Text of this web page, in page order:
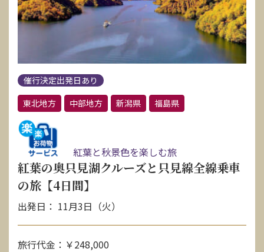
催行決定出発日あり
東北地方
中部地方 新潟県 福島県
紅葉と秋景色を楽しむ旅
紅葉の奥只見湖クルーズと只見線全線乗車
の旅【4日間】
出発日： 11月3日（火）
旅行代金：￥248,000